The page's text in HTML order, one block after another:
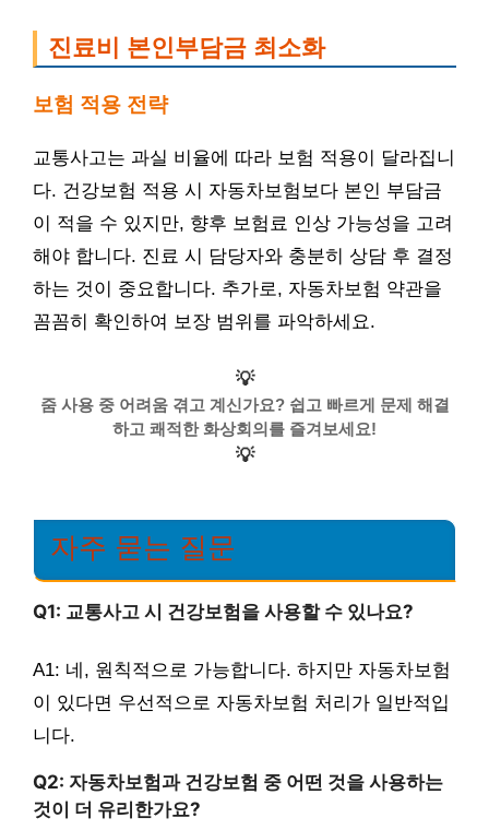
진료비 본인부담금 최소화
보험 적용 전략
교통사고는 과실 비율에 따라 보험 적용이 달라집니
다. 건강보험 적용 시 자동차보험보다 본인 부담금
이 적을 수 있지만, 향후 보험료 인상 가능성을 고려
해야 합니다. 진료 시 담당자와 충분히 상담 후 결정
하는 것이 중요합니다. 추가로, 자동차보험 약관을
꼼꼼히 확인하여 보장 범위를 파악하세요.
💡
줌 사용 중 어려움 겪고 계신가요? 쉽고 빠르게 문제 해결
하고 쾌적한 화상회의를 즐겨보세요!
💡
자주 묻는 질문
Q1: 교통사고 시 건강보험을 사용할 수 있나요?
A1: 네, 원칙적으로 가능합니다. 하지만 자동차보험
이 있다면 우선적으로 자동차보험 처리가 일반적입
니다.
Q2: 자동차보험과 건강보험 중 어떤 것을 사용하는
것이 더 유리한가요?